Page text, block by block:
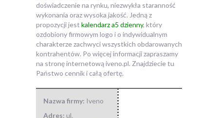
doświadczenie na rynku, niezwykła staranność
wykonania oraz wysoka jakość. Jedną z
propozycji jest kalendarz a5 dzienny, który
ozdobiony firmowym logo i o indywidualnym
charakterze zachwyci wszystkich obdarowanych
kontrahentów. Po więcej informacji zapraszamy
na stronę internetową iveno.pl. Znajdziecie tu
Państwo cennik i całą ofertę.
Nazwa firmy: Iveno
Adres: ul.